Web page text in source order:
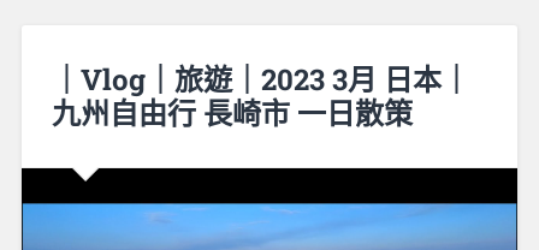
｜Vlog｜旅遊｜2023 3月 日本｜
九州自由行 長崎市 一日散策